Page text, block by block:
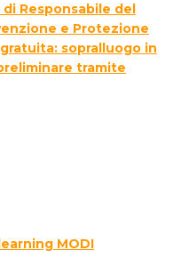
di Responsabile del
e Protezione
sopralluogo in
tramite
MODI